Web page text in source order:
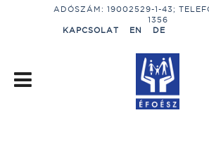
ADÓSZÁM: 19002529-1-43;
1356
KAPCSOLAT
EN DE